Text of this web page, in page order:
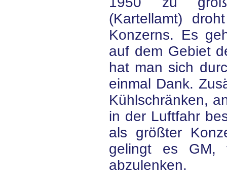
(Kartellamt)
Konzerns. Es
auf dem Gebiet
hat man sich
einmal Dank.
Kühlschränken,
in der Luftfahr
als größter
gelingt es GM,
abzulenken.